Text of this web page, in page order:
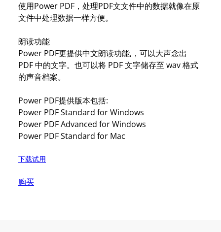
使用Power PDF，处理PDF文文件中的数据就像在原
文件中处理数据一样方便。
朗读功能
Power PDF更提供中文朗读功能,，可以大声念出
PDF 中的文字。也可以将 PDF 文字储存至 wav 格式
的声音档案。
Power PDF提供版本包括:
Power PDF Standard for Windows
Power PDF Advanced for Windows
Power PDF Standard for Mac
下载试用
购买